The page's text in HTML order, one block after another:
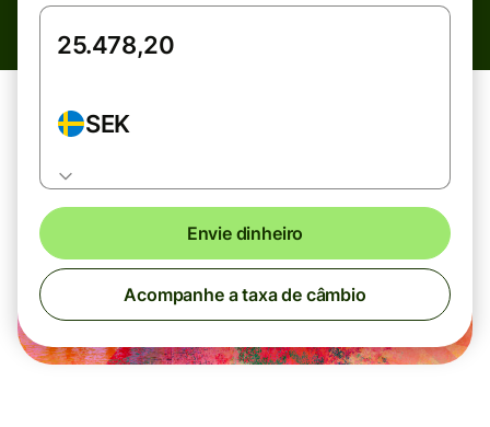
SEK
Envie dinheiro
Acompanhe a taxa de câmbio